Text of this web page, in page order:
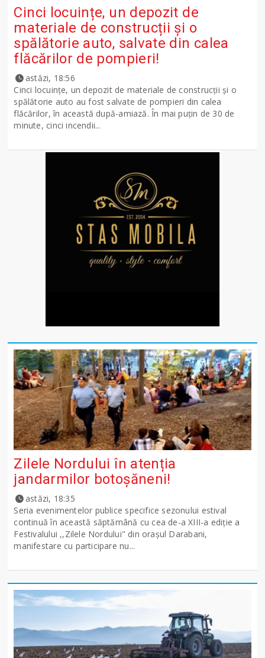
Cinci locuințe, un depozit de
materiale de construcții și o
spălătorie auto, salvate din calea
flăcărilor de pompieri!
astăzi, 18:56
Cinci locuințe, un depozit de materiale de construcții și o
spălătorie auto au fost salvate de pompieri din calea
flăcărilor, în această după-amiază. În mai puțin de 30 de
minute, cinci incendii...
Zilele Nordului în atenția
jandarmilor botoșăneni!
astăzi, 18:35
Seria evenimentelor publice specifice sezonului estival
continuă în această săptămână cu cea de-a XIII-a ediție a
Festivalului ,,Zilele Nordului" din orașul Darabani,
manifestare cu participare nu...